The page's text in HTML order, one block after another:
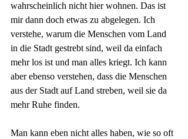
wahrscheinlich nicht hier wohnen. Das ist
mir dann doch etwas zu abgelegen. Ich
verstehe, warum die Menschen vom Land
in die Stadt gestrebt sind, weil da einfach
mehr los ist und man alles kriegt. Ich kann
aber ebenso verstehen, dass die Menschen
aus der Stadt auf Land streben, weil sie da
mehr Ruhe finden.
Man kann eben nicht alles haben, wie so oft